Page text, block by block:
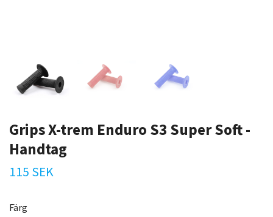
Grips X-trem Enduro S3 Super Soft -
Handtag
115 SEK
Färg